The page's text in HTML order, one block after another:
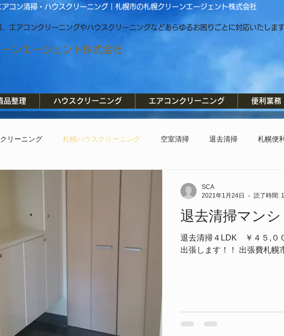
コン清掃・ハウスクリーニング｜札幌市の札幌クリーンエージェント株式会社
エアコンクリーニングやハウスクリーニングなどあらゆるお困りごとに対応いたしま
ンエージェント株式会社
品整理 ハウスクリーニング エアコンクリーニング 便利業務
リーニング 札幌ハウスクリーニング 空室清掃 退去清掃 札幌便
業務用エアコン洗浄 クロス工事 便利屋
雪
退去清掃マンシ
退去清掃４LDK ￥４５,０
出張します！！ 出張費札幌
SCA
2021年1月24日
読了時間: